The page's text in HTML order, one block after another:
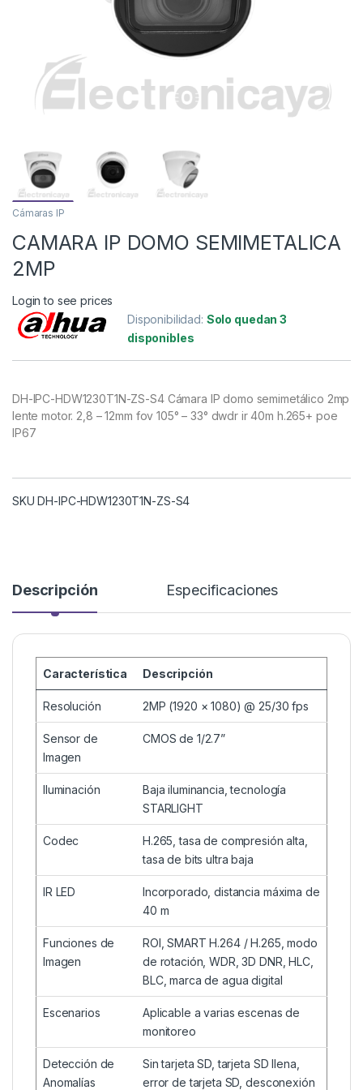
Cámaras IP
CAMARA IP DOMO SEMIMETALICA
2MP
Login to see prices
Disponibilidad: Solo quedan 3
disponibles
DH-IPC-HDW1230T1N-ZS-S4 Cámara IP domo semimetálico 2mp
lente motor. 2,8 – 12mm fov 105° – 33° dwdr ir 40m h.265+ poe
IP67
SKU DH-IPC-HDW1230T1N-ZS-S4
Descripción Especificaciones
Característica Descripción
Resolución 2MP (1920 × 1080) @ 25/30 fps
Sensor de
Imagen
CMOS de 1/2.7”
Iluminación
Baja iluminancia, tecnología
STARLIGHT
Codec
H.265, tasa de compresión alta,
tasa de bits ultra baja
IR LED
Incorporado, distancia máxima de
40 m
Funciones de
Imagen
ROI, SMART H.264 / H.265, modo
de rotación, WDR, 3D DNR, HLC,
BLC, marca de agua digital
Escenarios
Aplicable a varias escenas de
monitoreo
Detección de
Anomalías
Sin tarjeta SD, tarjeta SD llena,
error de tarjeta SD, desconexión